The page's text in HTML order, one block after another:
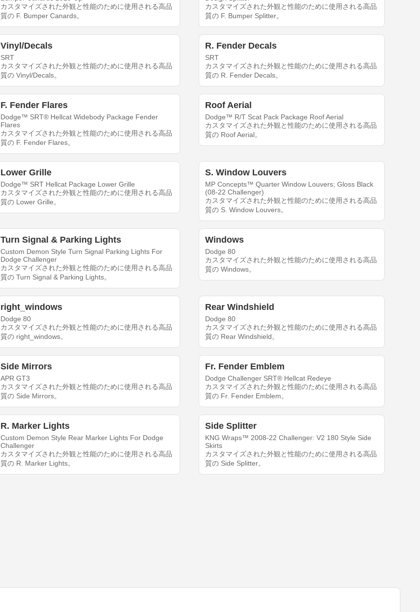
カスタマイズされた外観と性能のために使用される高品
質の F. Bumper Canards。
カスタマイズされた外観と性能のために使用される高品
質の F. Bumper Splitter。
Vinyl/Decals
SRT
カスタマイズされた外観と性能のために使用される高品
質の Vinyl/Decals。
R. Fender Decals
SRT
カスタマイズされた外観と性能のために使用される高品
質の R. Fender Decals。
F. Fender Flares
Dodge™ SRT® Hellcat Widebody Package Fender
Flares
カスタマイズされた外観と性能のために使用される高品
質の F. Fender Flares。
Roof Aerial
Dodge™ R/T Scat Pack Package Roof Aerial
カスタマイズされた外観と性能のために使用される高品
質の Roof Aerial。
Lower Grille
Dodge™ SRT Hellcat Package Lower Grille
カスタマイズされた外観と性能のために使用される高品
質の Lower Grille。
S. Window Louvers
MP Concepts™ Quarter Window Louvers; Gloss Black
(08-22 Challenger)
カスタマイズされた外観と性能のために使用される高品
質の S. Window Louvers。
Turn Signal & Parking Lights
Custom Demon Style Turn Signal Parking Lights For
Dodge Challenger
カスタマイズされた外観と性能のために使用される高品
質の Turn Signal & Parking Lights。
Windows
Dodge 80
カスタマイズされた外観と性能のために使用される高品
質の Windows。
right_windows
Dodge 80
カスタマイズされた外観と性能のために使用される高品
質の right_windows。
Rear Windshield
Dodge 80
カスタマイズされた外観と性能のために使用される高品
質の Rear Windshield。
Side Mirrors
APR GT3
カスタマイズされた外観と性能のために使用される高品
質の Side Mirrors。
Fr. Fender Emblem
Dodge Challenger SRT® Hellcat Redeye
カスタマイズされた外観と性能のために使用される高品
質の Fr. Fender Emblem。
R. Marker Lights
Custom Demon Style Rear Marker Lights For Dodge
Challenger
カスタマイズされた外観と性能のために使用される高品
質の R. Marker Lights。
Side Splitter
KNG Wraps™ 2008-22 Challenger: V2 180 Style Side
Skirts
カスタマイズされた外観と性能のために使用される高品
質の Side Splitter。